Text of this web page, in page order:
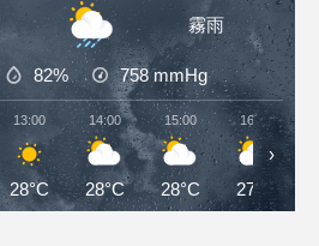
霧雨
82% 758mmHg
13:00
28°C
14:00
28°C
15:00
28°C
16:00
27°C
›